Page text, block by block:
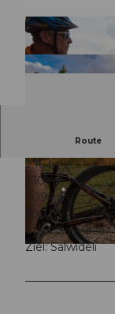
© Maurin Bisig, UNESCO
© Martin Mägli, UNESCO
Route
2:16 h
560 m
1.094 m
500 m
Start: Salwideli
Ziel: Salwideli